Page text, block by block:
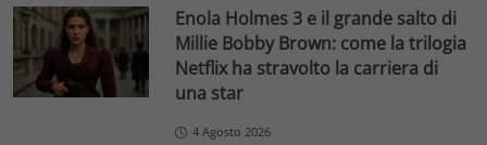
Enola Holmes 3 e il grande salto di
Millie Bobby Brown: come la trilogia
Netflix ha stravolto la carriera di
una star
4 Agosto 2026